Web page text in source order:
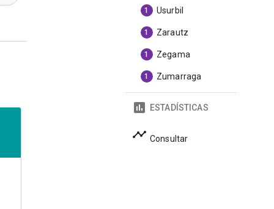
1 Usurbil
1 Zarautz
1 Zegama
1 Zumarraga
ESTADÍSTICAS
Consultar